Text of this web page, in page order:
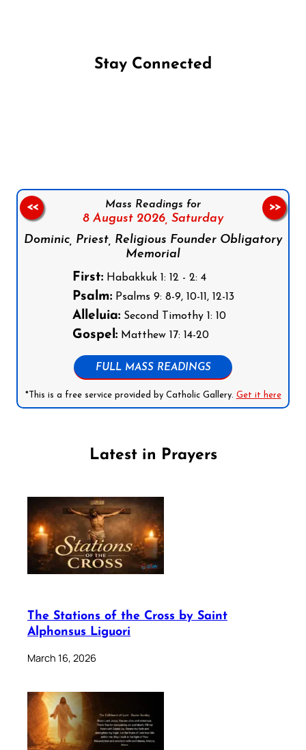
Stay Connected
Mass Readings for
8 August 2026, Saturday
Dominic, Priest, Religious Founder Obligatory
Memorial
First:Habakkuk 1: 12 - 2: 4
Psalm:Psalms 9: 8-9, 10-11, 12-13
Alleluia:Second Timothy 1: 10
Gospel:Matthew 17: 14-20
FULL MASS READINGS
*This is a free service provided by Catholic Gallery. Get it here
<< >>
Latest in Prayers
The Stations of the Cross by Saint
Alphonsus Liguori
March 16, 2026